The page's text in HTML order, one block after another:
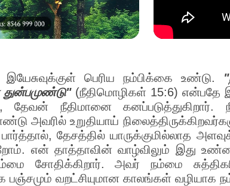
பெரிய நம்பிக்கை உண்டு.
(நீதிமொழிகள் 15:6)
தேவன் நீதிமானை கனப்படுத்துகிறார்.
அவரில் உறுதியாய்
தேசத்தில் யாருக்குமில்லாத
என் தாத்தாவின் வாழ்விலும் இது
சோதிக்கிறார். அவர் நம்மை
பஞ்சமும் வறட்சியுமான காலங்கள் வழியாக